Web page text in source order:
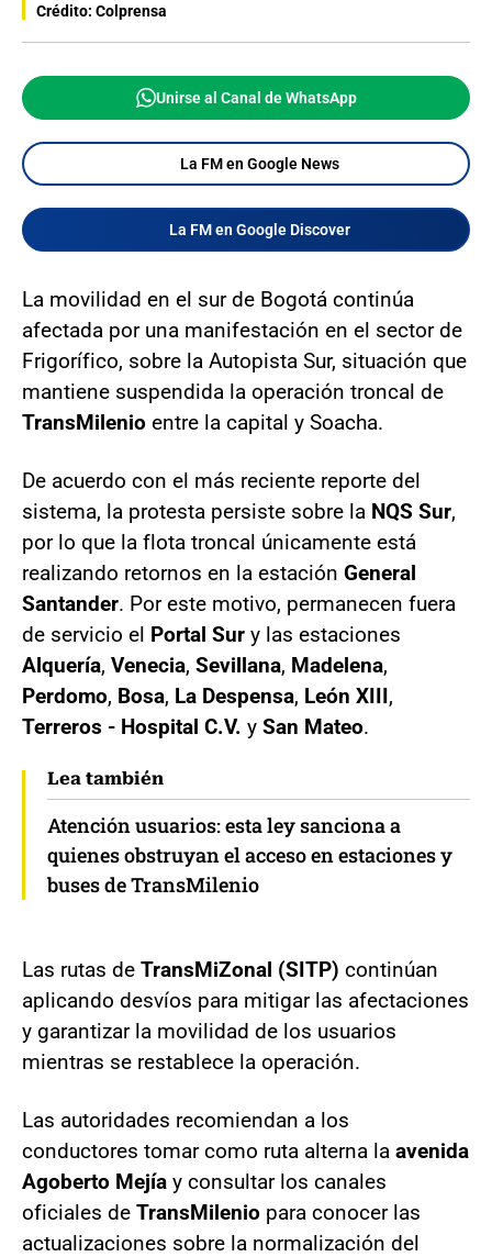
Crédito: Colprensa
Unirse al Canal de WhatsApp
La FM en Google News
La FM en Google Discover
La movilidad en el sur de Bogotá continúa
afectada por una manifestación en el sector de
Frigorífico, sobre la Autopista Sur, situación que
mantiene suspendida la operación troncal de
TransMilenio entre la capital y Soacha.
De acuerdo con el más reciente reporte del
sistema, la protesta persiste sobre la NQS Sur,
por lo que la flota troncal únicamente está
realizando retornos en la estación General
Santander. Por este motivo, permanecen fuera
de servicio el Portal Sur y las estaciones
Alquería, Venecia, Sevillana, Madelena,
Perdomo, Bosa, La Despensa, León XIII,
Terreros - Hospital C.V. y San Mateo.
Lea también
Atención usuarios: esta ley sanciona a
quienes obstruyan el acceso en estaciones y
buses de TransMilenio
Las rutas de TransMiZonal (SITP) continúan
aplicando desvíos para mitigar las afectaciones
y garantizar la movilidad de los usuarios
mientras se restablece la operación.
Las autoridades recomiendan a los
conductores tomar como ruta alterna la avenida
Agoberto Mejía y consultar los canales
oficiales de TransMilenio para conocer las
actualizaciones sobre la normalización del